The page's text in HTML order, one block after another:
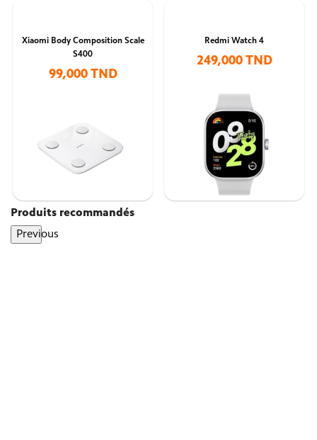
Xiaomi Body Composition Scale
S400
99,000 TND
Redmi Watch 4
249,000 TND
Produits recommandés
Previous